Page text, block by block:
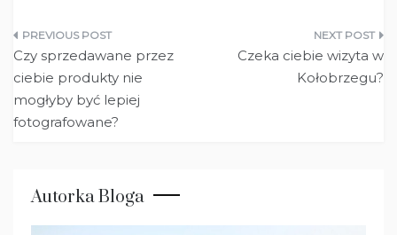
Nawigacja
wpisu
Czy sprzedawane przez
ciebie produkty nie
mogłyby być lepiej
fotografowane?
Czeka ciebie wizyta w
Kołobrzegu?
Autorka Bloga